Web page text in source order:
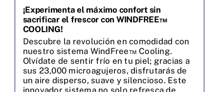
¡Experimenta el máximo confort sin
sacrificar el frescor con WINDFREE™
COOLING!
Descubre la revolución en comodidad con
nuestro sistema WindFree™ Cooling.
Olvídate de sentir frío en tu piel; gracias a
sus 23,000 microagujeros, disfrutarás de
un aire disperso, suave y silencioso. Este
innovador sistema no solo refresca de